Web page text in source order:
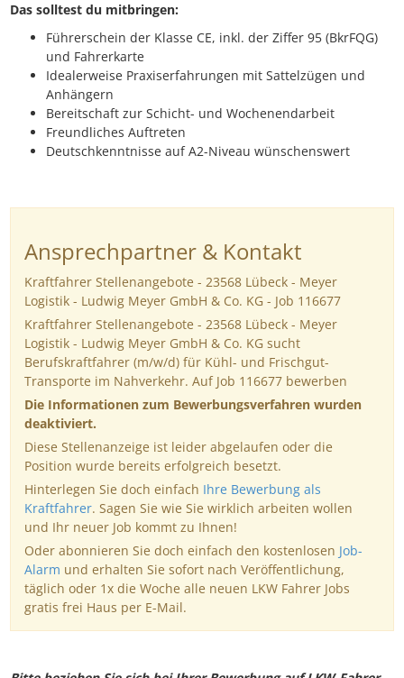
Das solltest du mitbringen:
Führerschein der Klasse CE, inkl. der Ziffer 95 (BkrFQG)
und Fahrerkarte
Idealerweise Praxiserfahrungen mit Sattelzügen und
Anhängern
Bereitschaft zur Schicht- und Wochenendarbeit
Freundliches Auftreten
Deutschkenntnisse auf A2-Niveau wünschenswert
Ansprechpartner & Kontakt
Kraftfahrer Stellenangebote - 23568 Lübeck - Meyer
Logistik - Ludwig Meyer GmbH & Co. KG - Job 116677
Kraftfahrer Stellenangebote - 23568 Lübeck - Meyer
Logistik - Ludwig Meyer GmbH & Co. KG sucht
Berufskraftfahrer (m/w/d) für Kühl- und Frischgut-
Transporte im Nahverkehr. Auf Job 116677 bewerben
Die Informationen zum Bewerbungsverfahren wurden
deaktiviert.
Diese Stellenanzeige ist leider abgelaufen oder die
Position wurde bereits erfolgreich besetzt.
Hinterlegen Sie doch einfach Ihre Bewerbung als
Kraftfahrer. Sagen Sie wie Sie wirklich arbeiten wollen
und Ihr neuer Job kommt zu Ihnen!
Oder abonnieren Sie doch einfach den kostenlosen Job-
Alarm und erhalten Sie sofort nach Veröffentlichung,
täglich oder 1x die Woche alle neuen LKW Fahrer Jobs
gratis frei Haus per E-Mail.